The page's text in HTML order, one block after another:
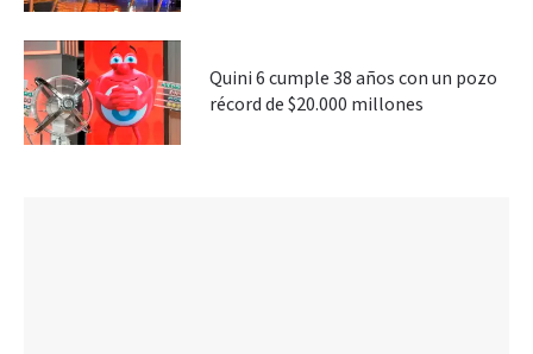
Quini 6 cumple 38 años con un pozo
récord de $20.000 millones